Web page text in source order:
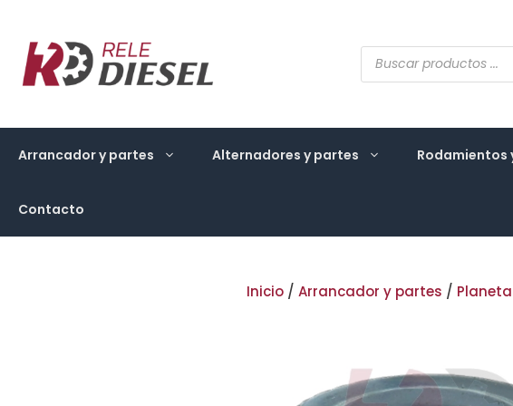
contenido
Búsqueda
de
productos
Arrancador y partes Alternadores y partes Rodamientos
Contacto
Inicio / Arrancador y partes /